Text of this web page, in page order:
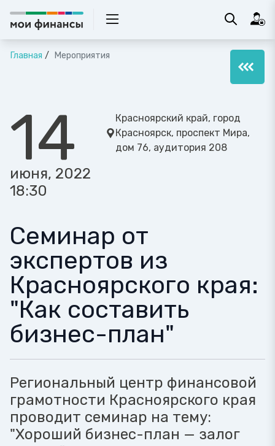
Главная Мероприятия
14
июня, 2022
18:30
Красноярский край, город
Красноярск, проспект Мира,
дом 76, аудитория 208
Семинар от
экспертов из
Красноярского края:
"Как составить
бизнес-план"
Региональный центр финансовой
грамотности Красноярского края
проводит семинар на тему:
"Хороший бизнес-план — залог